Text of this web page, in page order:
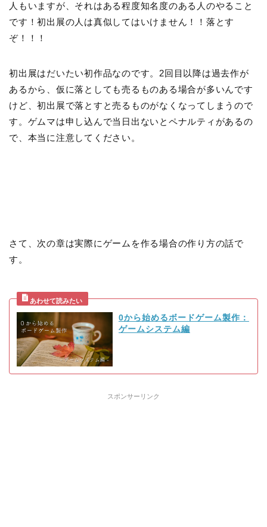
人もいますが、それはある程度知名度のある人のやること
です！初出展の人は真似してはいけません！！落とす
ぞ！！！
初出展はだいたい初作品なのです。2回目以降は過去作が
あるから、仮に落としても売るものある場合が多いんです
けど、初出展で落とすと売るものがなくなってしまうので
す。ゲムマは申し込んで当日出ないとペナルティがあるの
で、本当に注意してください。
さて、次の章は実際にゲームを作る場合の作り方の話で
す。
0から始めるボードゲーム製作：
ゲームシステム編
スポンサーリンク